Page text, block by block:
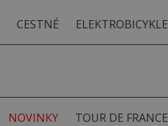
CESTNÉ ELEKTROBICYKLE
NOVINKY TOUR DE FRANCE